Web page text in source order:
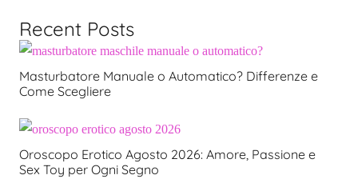
Recent Posts
Masturbatore Manuale o Automatico? Differenze e
Come Scegliere
Oroscopo Erotico Agosto 2026: Amore, Passione e
Sex Toy per Ogni Segno